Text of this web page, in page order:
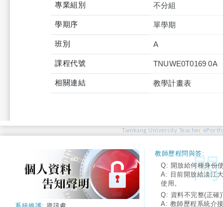
專業組別 不分組
學期序 單學期
班別 A
課程代號 TNUWE0T0169 0A
相關連結 教學計畫表
Tamkang University Teacher
教師歷程問與答:
Q: 開放給何種身份
A: 目前開放給淡江
使用。
Q: 資料不完整(正確
A: 教師歷程系統介